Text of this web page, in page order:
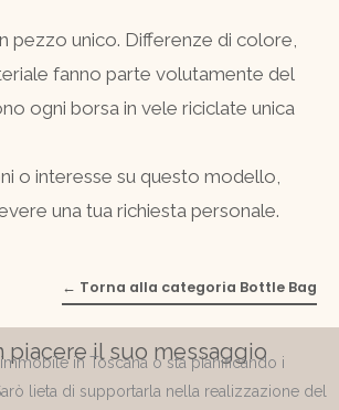
pezzo unico. Differenze di colore,
fanno parte volutamente del
ogni borsa in vele riciclate unica
o interesse su questo modello,
una tua richiesta personale.
← Torna alla categoria Bottle Bag
piacere il suo messaggio
in Toscana o sta pianificando i
lieta di supportarla nella realizzazione del